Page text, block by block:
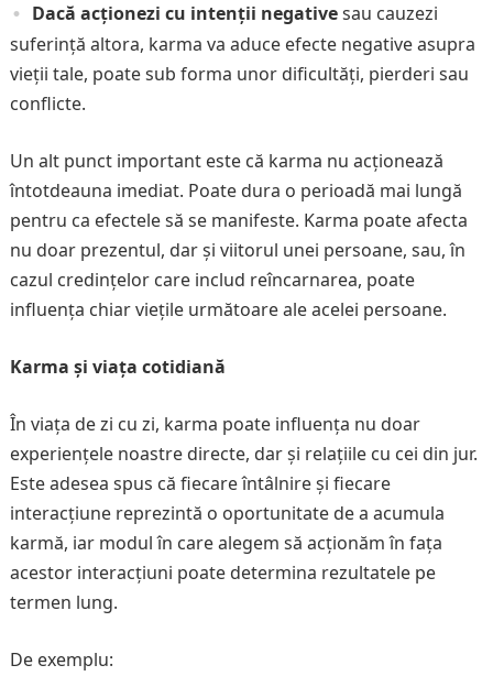
Dacă acționezi cu intenții negativesau cauzezi
suferință altora, karma va aduce efecte negative asupra
vieții tale, poate sub forma unor dificultăți, pierderi sau
conflicte.
Un alt punct important este că karma nu acționează
întotdeauna imediat. Poate dura o perioadă mai lungă
pentru ca efectele să se manifeste. Karma poate afecta
nu doar prezentul, dar și viitorul unei persoane, sau, în
cazul credințelor care includ reîncarnarea, poate
influența chiar viețile următoare ale acelei persoane.
Karma și viața cotidiană
În viața de zi cu zi, karma poate influența nu doar
experiențele noastre directe, dar și relațiile cu cei din jur.
Este adesea spus că fiecare întâlnire și fiecare
interacțiune reprezintă o oportunitate de a acumula
karmă, iar modul în care alegem să acționăm în fața
acestor interacțiuni poate determina rezultatele pe
termen lung.
De exemplu: